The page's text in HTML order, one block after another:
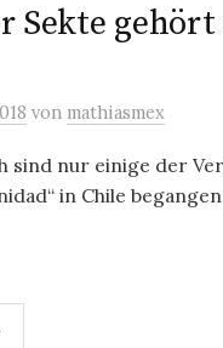
Sekte
von mathiasmex
sind nur einige der
in Chile